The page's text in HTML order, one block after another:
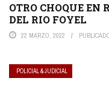
OTRO CHOQUE EN
DEL RIO FOYEL
22 MARZO, 2022
POLICIAL & JUDICIAL